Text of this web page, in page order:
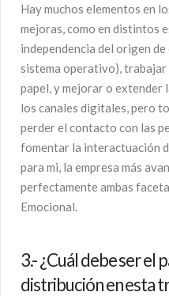
Hay muchos elementos en
mejoras, como en distintos
independencia del origen
sistema operativo), trabajar
papel, y mejorar o extender
los canales digitales, pero
perder el contacto con las
fomentar la interactuación
para mi, la empresa más
perfectamente ambas
Emocional.
3.- ¿Cuál debe ser el
distribución en esta